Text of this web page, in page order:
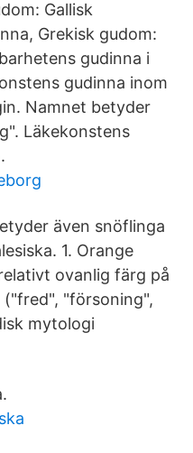
Gallisk
Grekisk gudom:
gudinna i
gudinna inom
Namnet betyder
Läkekonstens
även snöflinga
1. Orange
ovanlig färg på
"försoning",
mytologi